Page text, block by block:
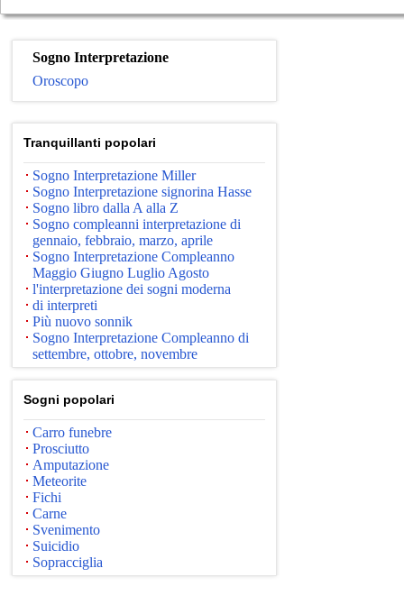
Sogno Interpretazione
Oroscopo
Tranquillanti popolari
Sogno Interpretazione Miller
Sogno Interpretazione signorina Hasse
Sogno libro dalla A alla Z
Sogno compleanni interpretazione di
gennaio, febbraio, marzo, aprile
Sogno Interpretazione Compleanno
Maggio Giugno Luglio Agosto
l'interpretazione dei sogni moderna
di interpreti
Più nuovo sonnik
Sogno Interpretazione Compleanno di
settembre, ottobre, novembre
Sogni popolari
Carro funebre
Prosciutto
Amputazione
Meteorite
Fichi
Carne
Svenimento
Suicidio
Sopracciglia